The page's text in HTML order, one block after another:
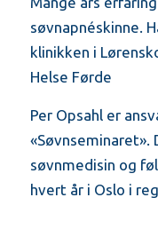
søvnapnéskinne.
klinikken i
Helse Førde
Per Opsahl er
søvnmedisin og
hvert år i Oslo i